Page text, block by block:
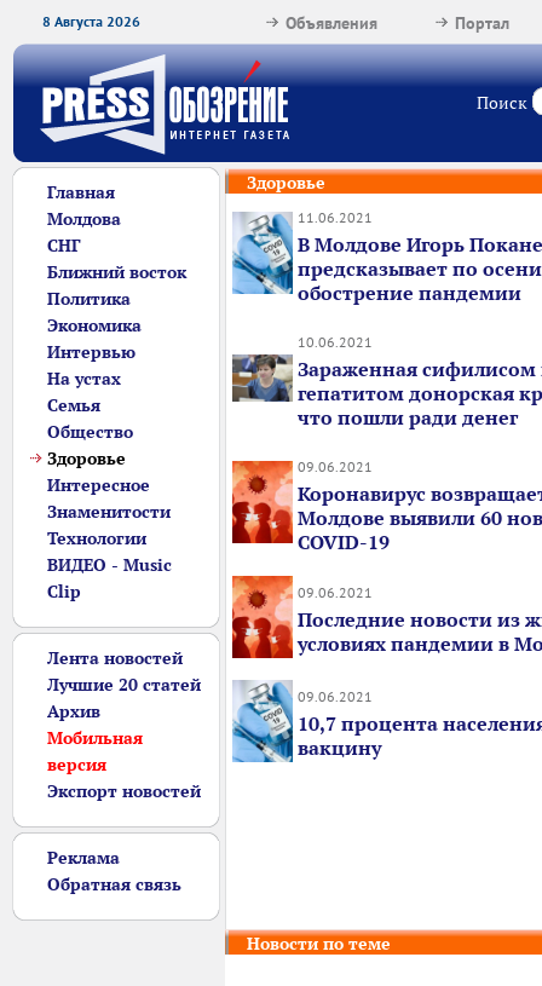
8 Августа 2026 Портал
Объявления
Поиск
Главная
Молдова
СНГ
Ближний восток
Политика
Экономика
Интервью
На устах
Семья
Общество
Здоровье
Интересное
Знаменитости
Технологии
ВИДЕО - Music
Clip
Лента новостей
Лучшие 20 статей
Архив
Мобильная
версия
Экспорт новостей
Реклама
Обратная связь
Здоровье
11.06.2021
В Молдове Игорь
предсказывает по осени
обострение пандемии
10.06.2021
Зараженная сифилисом
гепатитом донорская
что пошли ради денег
09.06.2021
Коронавирус
Молдове выявили 60
COVID-19
09.06.2021
Последние новости из
условиях пандемии в
09.06.2021
10,7 процента
вакцину
Новости по теме